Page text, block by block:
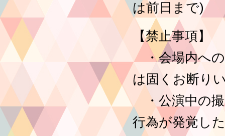
は前日まで)
【禁止事項】
・会場内への
は固くお断り
・公演中の撮
行為が発覚し